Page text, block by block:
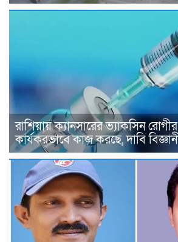
রাশিয়ায় ক্যানসারের ভ্যাকসিন
কার্যকরভাবে কাজ করছে, দাবি